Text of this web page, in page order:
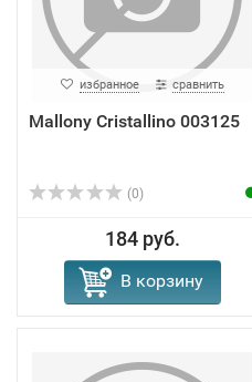
избранное сравнить
Mallony Cristallino 003125
(0)
184 руб.
В корзину